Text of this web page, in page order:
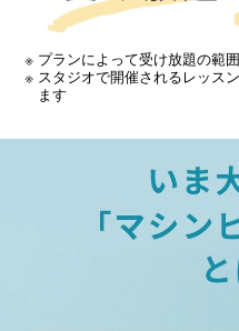
プランによって受け放題の範
スタジオで開催されるレッス
ます